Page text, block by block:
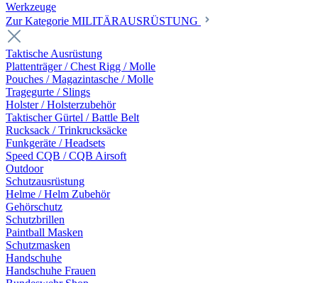
Werkzeuge
Zur Kategorie MILITÄRAUSRÜSTUNG
Taktische Ausrüstung
Plattenträger / Chest Rigg / Molle
Pouches / Magazintasche / Molle
Tragegurte / Slings
Holster / Holsterzubehör
Taktischer Gürtel / Battle Belt
Rucksack / Trinkrucksäcke
Funkgeräte / Headsets
Speed CQB / CQB Airsoft
Outdoor
Schutzausrüstung
Helme / Helm Zubehör
Gehörschutz
Schutzbrillen
Paintball Masken
Schutzmasken
Handschuhe
Handschuhe Frauen